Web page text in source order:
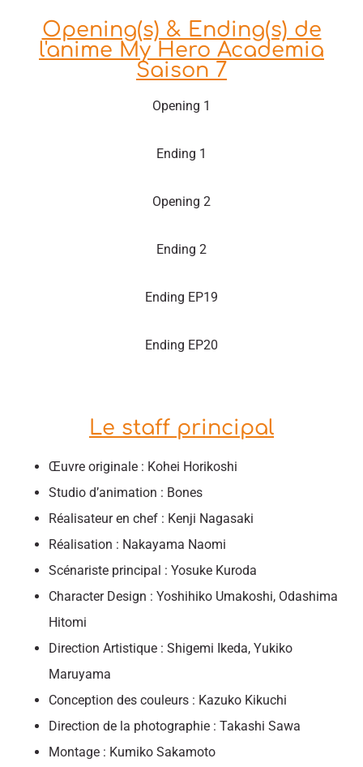
Opening(s) & Ending(s) de
l'anime My Hero Academia
Saison 7
Opening 1
Ending 1
Opening 2
Ending 2
Ending EP19
Ending EP20
Le staff principal
Œuvre originale : Kohei Horikoshi
Studio d’animation : Bones
Réalisateur en chef : Kenji Nagasaki
Réalisation : Nakayama Naomi
Scénariste principal : Yosuke Kuroda
Character Design : Yoshihiko Umakoshi, Odashima
Hitomi
Direction Artistique : Shigemi Ikeda, Yukiko
Maruyama
Conception des couleurs : Kazuko Kikuchi
Direction de la photographie : Takashi Sawa
Montage : Kumiko Sakamoto